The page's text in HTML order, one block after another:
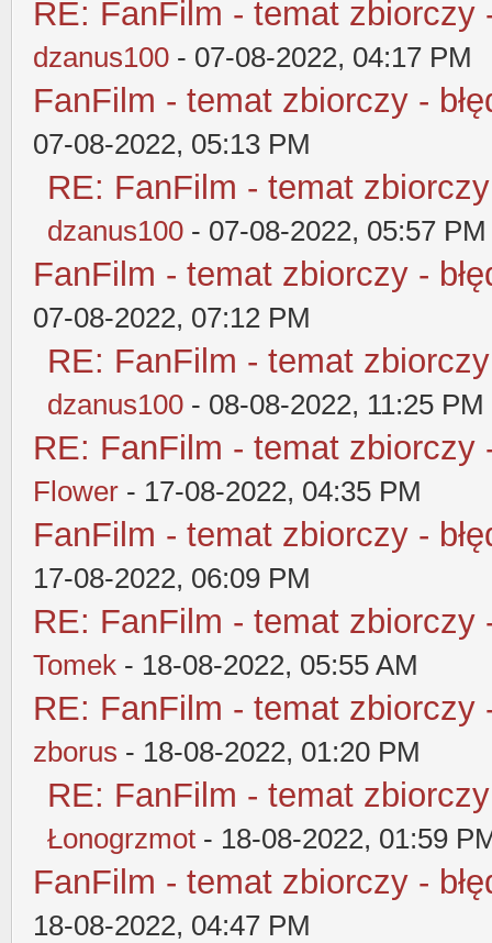
RE: FanFilm - temat zbiorczy
dzanus100 - 07-08-2022, 04:17 PM
FanFilm - temat zbiorczy -
07-08-2022, 05:13 PM
RE: FanFilm - temat
dzanus100 - 07-08-2022, 05:57 PM
FanFilm - temat zbiorczy -
07-08-2022, 07:12 PM
RE: FanFilm - temat
dzanus100 - 08-08-2022, 11:25 PM
RE: FanFilm - temat zbiorczy
Flower - 17-08-2022, 04:35 PM
FanFilm - temat zbiorczy -
17-08-2022, 06:09 PM
RE: FanFilm - temat zbiorczy
Tomek - 18-08-2022, 05:55 AM
RE: FanFilm - temat zbiorczy
zborus - 18-08-2022, 01:20 PM
RE: FanFilm - temat
Łonogrzmot - 18-08-2022, 01:59
FanFilm - temat zbiorczy -
18-08-2022, 04:47 PM